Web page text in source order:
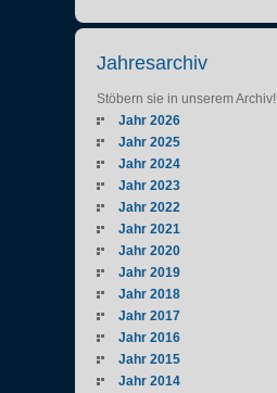
Jahresarchiv
Stöbern sie in unserem Archiv!
Jahr 2026
Jahr 2025
Jahr 2024
Jahr 2023
Jahr 2022
Jahr 2021
Jahr 2020
Jahr 2019
Jahr 2018
Jahr 2017
Jahr 2016
Jahr 2015
Jahr 2014